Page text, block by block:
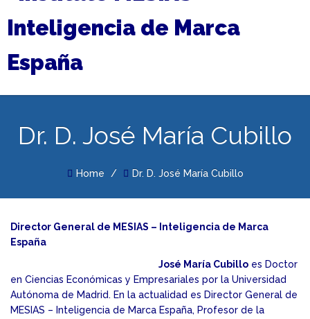
Dr. D. José María Cubillo
Home Dr. D. José María Cubillo
Director General de MESIAS – Inteligencia de Marca
España
José María Cubillo es Doctor
en Ciencias Económicas y Empresariales por la Universidad
Autónoma de Madrid. En la actualidad es Director General de
MESIAS – Inteligencia de Marca España, Profesor de la